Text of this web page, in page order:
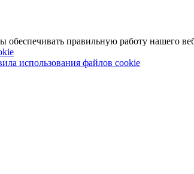
правильную работу нашего
использования файлов cookie